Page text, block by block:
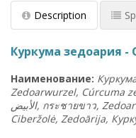
Description
Куркума зедоария -
Наименование:
Zedoarwurzel, Cúrcuma
الأبيض, กระชายขาว,
Ciberžolė, Zedoārija,